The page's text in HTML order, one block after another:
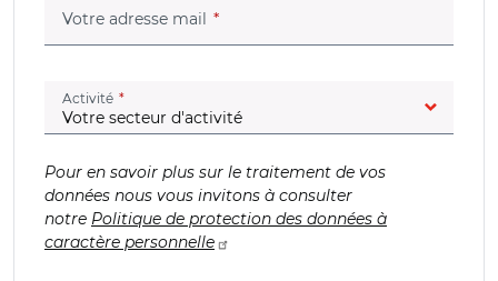
Votre adresse mail (champ obligatoire)
Activité (champ obligatoire)
Pour en savoir plus sur le traitement de vos
données nous vous invitons à consulter
notre Politique de protection des données à
caractère personnelle